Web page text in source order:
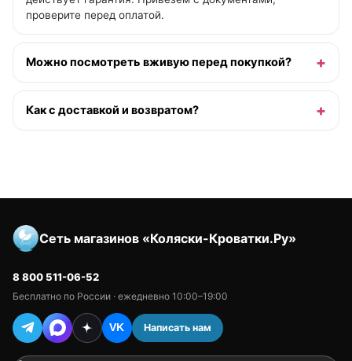
проверите перед оплатой.
Можно посмотреть вживую перед покупкой?
Как с доставкой и возвратом?
Сеть магазинов «Коляски-Кроватки.Ру»
8 800 511-06-52
Бесплатно по России · ежедневно 10:00–19:00
VK Написать нам